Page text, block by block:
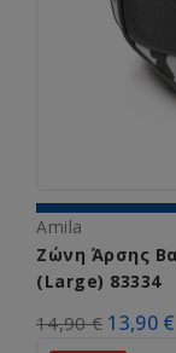
Amila
Ζώνη Άρσης
(Large) 83334
14,90 € 13,90 €